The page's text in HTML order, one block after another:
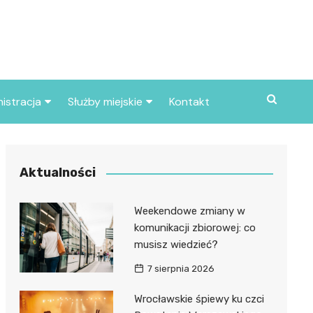
miasta
Służby miejskie
Policja
Kontakt
Aktualności
Weekendowe zmiany w
komunikacji zbiorowej: co
musisz wiedzieć?
7 sierpnia 2026
Wrocławskie śpiewy ku czci